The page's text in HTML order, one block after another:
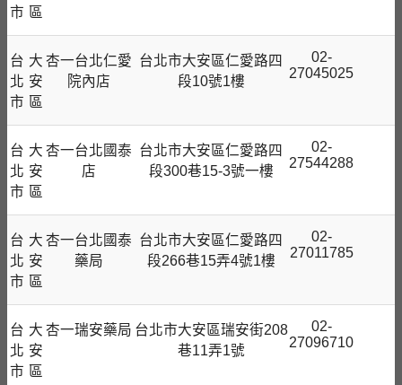
市 區
台
北
市
大
安
區
杏一台北仁愛
院內店
台北市大安區仁愛路四
段10號1樓
02-
27045025
台
北
市
大
安
區
杏一台北國泰
店
台北市大安區仁愛路四
段300巷15-3號一樓
02-
27544288
台
北
市
大
安
區
杏一台北國泰
藥局
台北市大安區仁愛路四
段266巷15弄4號1樓
02-
27011785
台
北
市
大
安
區
杏一瑞安藥局 台北市大安區瑞安街208
巷11弄1號
02-
27096710